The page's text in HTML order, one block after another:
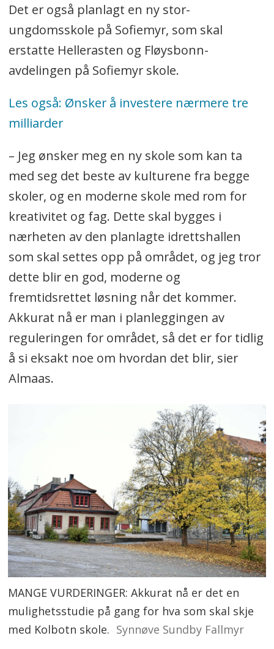
Det er også planlagt en ny stor-
ungdomsskole på Sofiemyr, som skal
erstatte Hellerasten og Fløysbonn-
avdelingen på Sofiemyr skole.
Les også: Ønsker å investere nærmere tre
milliarder
– Jeg ønsker meg en ny skole som kan ta
med seg det beste av kulturene fra begge
skoler, og en moderne skole med rom for
kreativitet og fag. Dette skal bygges i
nærheten av den planlagte idrettshallen
som skal settes opp på området, og jeg tror
dette blir en god, moderne og
fremtidsrettet løsning når det kommer.
Akkurat nå er man i planleggingen av
reguleringen for området, så det er for tidlig
å si eksakt noe om hvordan det blir, sier
Almaas.
MANGE VURDERINGER: Akkurat nå er det en
mulighetsstudie på gang for hva som skal skje
med Kolbotn skole. Synnøve Sundby Fallmyr